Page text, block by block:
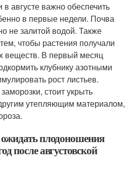
августе важно обеспечить
в первые недели. Почва
не залитой водой. Также
чтобы растения получали
веществ. В первый месяц
клубнику азотными
рост листьев.
стоит укрыть
утепляющим материалом,
плодоношения
после августовской